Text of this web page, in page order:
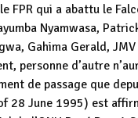
FPR qui a abattu le
Nyamwasa,
Gahima Gerald,
personne d’autre
de passage que
28 June 1995) est